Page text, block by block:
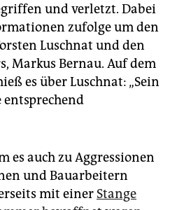
und verletzt. Dabei
zufolge um den
Luschnat und den
Markus Bernau. Auf dem
es über Luschnat: „Sein
es auch zu Aggressionen
und Bauarbeitern
mit einer Stange